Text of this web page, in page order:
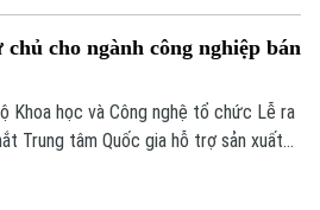
Deakin (Úc) tổ chức chiều 2/7.
cho ngành công nghiệp bán
Khoa học và Công nghệ tổ chức Lễ ra
Trung tâm Quốc gia hỗ trợ sản xuất